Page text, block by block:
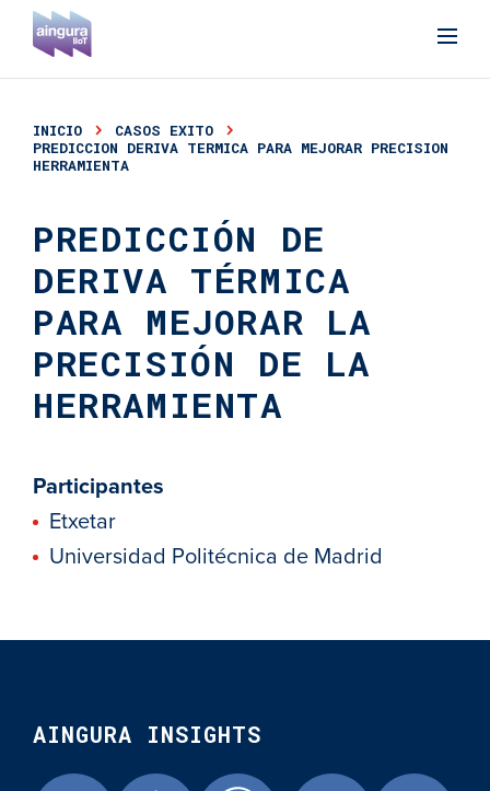
INICIO
CASOS EXITO
PREDICCION DERIVA TERMICA PARA MEJORAR PRECISION
HERRAMIENTA
PREDICCIÓN DE
DERIVA TÉRMICA
PARA MEJORAR LA
PRECISIÓN DE LA
HERRAMIENTA
Participantes
Etxetar
Universidad Politécnica de Madrid
AINGURA INSIGHTS